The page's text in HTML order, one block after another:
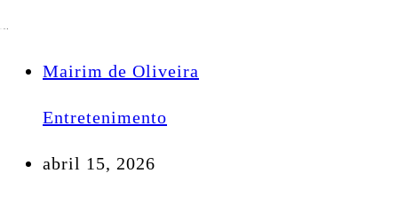
Mairim de Oliveira
Entretenimento
abril 15, 2026